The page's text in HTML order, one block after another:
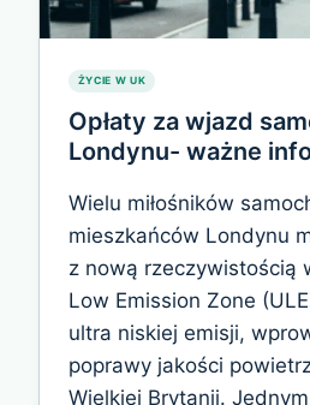
ŻYCIE W UK
Opłaty za wjazd
Londynu- ważne
Wielu miłośników
mieszkańców Londynu
z nową rzeczywistością
Low Emission Zone
ultra niskiej emisji,
poprawy jakości
Wielkiej Brytanii.